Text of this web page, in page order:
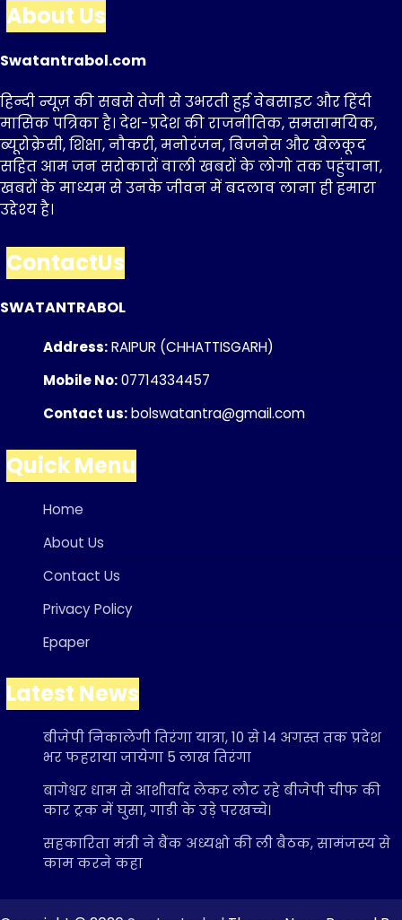
About Us
Swatantrabol.com
हिन्दी न्यूज़ की सबसे तेजी से उभरती हुई वेबसाइट और हिंदी
मासिक पत्रिका है। देश-प्रदेश की राजनीतिक, समसामयिक,
ब्यूरोक्रेसी, शिक्षा, नौकरी, मनोरंजन, बिजनेस और खेलकूद
सहित आम जन सरोकारों वाली खबरों के लोगो तक पहुंचाना,
खबरों के माध्यम से उनके जीवन में बदलाव लाना ही हमारा
उद्देश्य है।
ContactUs
SWATANTRABOL
Address:RAIPUR (CHHATTISGARH)
Mobile No:07714334457
Contact us:bolswatantra@gmail.com
Quick Menu
Home
About Us
Contact Us
Privacy Policy
Epaper
Latest News
बीजेपी निकालेगी तिरंगा यात्रा, 10 से 14 अगस्त तक प्रदेश
भर फहराया जायेगा 5 लाख तिरंगा
बागेश्वर धाम से आशीर्वाद लेकर लौट रहे बीजेपी चीफ की
कार ट्रक में घुसा, गाडी के उड़े परखच्चे।
सहकारिता मंत्री ने बैंक अध्यक्षो की ली बैठक, सामंजस्य से
काम करने कहा